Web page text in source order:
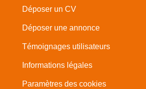
Déposer un CV
Déposer une annonce
Témoignages utilisateurs
Informations légales
Paramètres des cookies